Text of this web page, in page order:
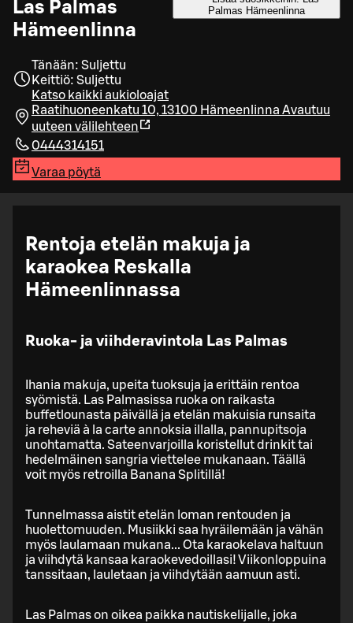
Las Palmas
Hämeenlinna
Palmas Hämeenlinna
Tänään: Suljettu
Keittiö: Suljettu
Katso kaikki aukioloajat
Raatihuoneenkatu 10, 13100 Hämeenlinna Avautuu
uuteen välilehteen
0444314151
Varaa pöytä
Rentoja etelän makuja ja
karaokea Reskalla
Hämeenlinnassa
Ruoka- ja viihderavintola Las Palmas
Ihania makuja, upeita tuoksuja ja erittäin rentoa
syömistä. Las Palmasissa ruoka on raikasta
buffetlounasta päivällä ja etelän makuisia runsaita
ja reheviä à la carte annoksia illalla, pannupitsoja
unohtamatta. Sateenvarjoilla koristellut drinkit tai
hedelmäinen sangria viettelee mukanaan. Täällä
voit myös retroilla Banana Splitillä!
Tunnelmassa aistit etelän loman rentouden ja
huolettomuuden. Musiikki saa hyräilemään ja vähän
myös laulamaan mukana... Ota karaokelava haltuun
ja viihdytä kansaa karaokevedoillasi! Viikonloppuina
tanssitaan, lauletaan ja viihdytään aamuun asti.
Las Palmas on oikea paikka nautiskelijalle, joka